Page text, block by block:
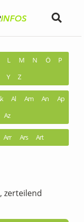
L M N Ö
P
Y Z
Al Am An
Ap
Az
Arr Ars Art
zerteilend